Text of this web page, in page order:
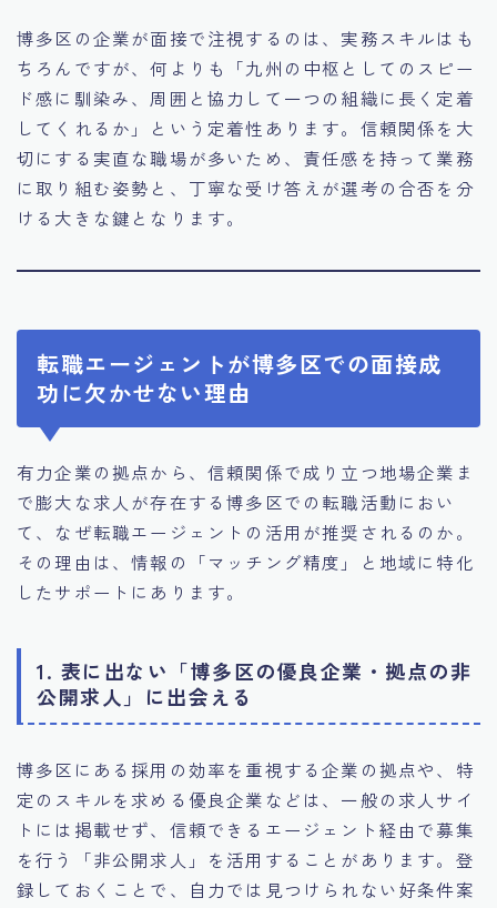
博多区の企業が面接で注視するのは、実務スキルはも
ちろんですが、何よりも「九州の中枢としてのスピー
ド感に馴染み、周囲と協力して一つの組織に長く定着
してくれるか」という定着性あります。信頼関係を大
切にする実直な職場が多いため、責任感を持って業務
に取り組む姿勢と、丁寧な受け答えが選考の合否を分
ける大きな鍵となります。
転職エージェントが博多区での面接成
功に欠かせない理由
有力企業の拠点から、信頼関係で成り立つ地場企業ま
で膨大な求人が存在する博多区での転職活動におい
て、なぜ転職エージェントの活用が推奨されるのか。
その理由は、情報の「マッチング精度」と地域に特化
したサポートにあります。
1. 表に出ない「博多区の優良企業・拠点の非
公開求人」に出会える
博多区にある採用の効率を重視する企業の拠点や、特
定のスキルを求める優良企業などは、一般の求人サイ
トには掲載せず、信頼できるエージェント経由で募集
を行う「非公開求人」を活用することがあります。登
録しておくことで、自力では見つけられない好条件案